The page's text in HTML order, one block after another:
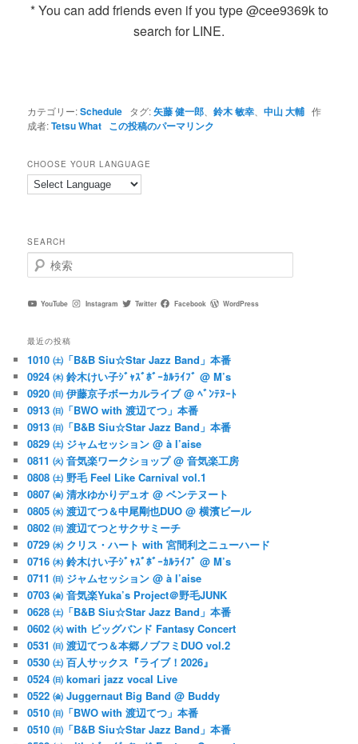
* You can add friends even if you type @cee9369k to
search for LINE.
カテゴリー:Schedule タグ:矢藤 健一郎 、鈴木 敏幸 、中山 大輔 作
成者:Tetsu What この投稿のパーマリンク
CHOOSE YOUR LANGUAGE
SEARCH
検
索
YouTube Instagram Twitter Facebook WordPress
最近の投稿
1010 ㈯「B&B Siu☆Star Jazz Band」本番
0924 ㈭ 鈴木けい子ｼﾞｬｽﾞﾎﾞｰｶﾙﾗｲﾌﾞ @ M’s
0920 ㈰ 伊藤京子ボーカルライブ @ ﾍﾞﾝﾃﾇｰﾄ
0913 ㈰「BWO with 渡辺てつ」本番
0913 ㈰「B&B Siu☆Star Jazz Band」本番
0829 ㈯ ジャムセッション @ à l’aise
0811 ㈫ 音気楽ワークショップ @ 音気楽工房
0808 ㈯ 野毛 Feel Like Carnival vol.1
0807 ㈮ 清水ゆかりデュオ @ ベンテヌート
0805 ㈬ 渡辺てつ＆中尾剛也DUO @ 横濱ビール
0802 ㈰ 渡辺てつとサクサミーチ
0729 ㈬ クリス・ハート with 宮間利之ニューハード
0716 ㈭ 鈴木けい子ｼﾞｬｽﾞﾎﾞｰｶﾙﾗｲﾌﾞ @ M’s
0711 ㈰ ジャムセッション @ à l’aise
0703 ㈮ 音気楽Yuka’s Project＠野毛JUNK
0628 ㈯「B&B Siu☆Star Jazz Band」本番
0602 ㈫ with ビッグバンド Fantasy Concert
0531 ㈰ 渡辺てつ＆本郷ノブフミDUO vol.2
0530 ㈯ 百人サックス『ライブ！2026』
0524 ㈰ komari jazz vocal Live
0522 ㈮ Juggernaut Big Band @ Buddy
0510 ㈰「BWO with 渡辺てつ」本番
0510 ㈰「B&B Siu☆Star Jazz Band」本番